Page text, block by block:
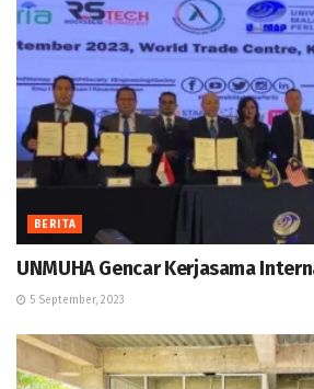
BERITA
UNMUHA Gencar Kerjasama
5 September, 2023